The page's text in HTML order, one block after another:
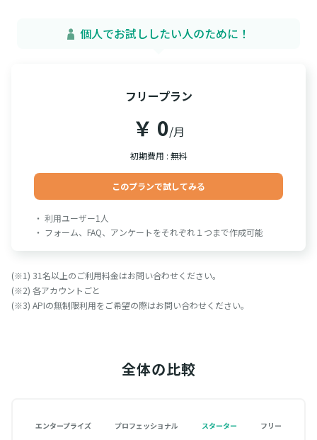
個人でお試ししたい人のために！
フリープラン
￥ 0/月
初期費用 : 無料
このプランで試してみる
・ 利用ユーザー1人
・ フォーム、FAQ、アンケートをそれぞれ１つまで作成可能
(※1) 31名以上のご利用料金はお問い合わせください。
(※2) 各アカウントごと
(※3) APIの無制限利用をご希望の際はお問い合わせください。
全体の比較
エンタープライズ プロフェッショナル スターター フリー